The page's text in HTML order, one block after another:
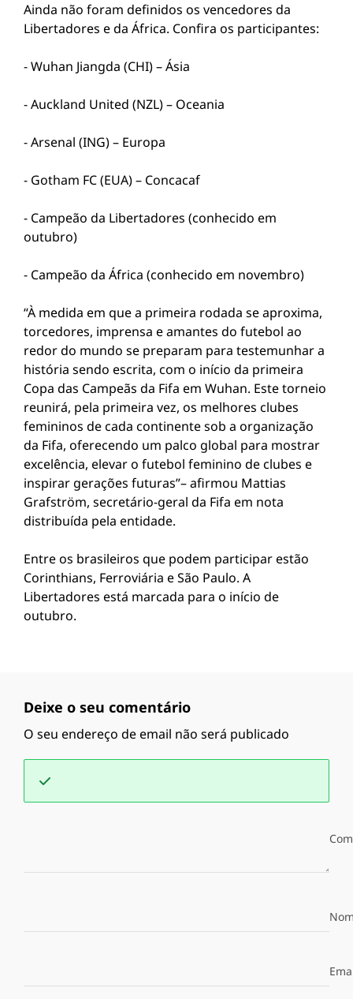
Ainda não foram definidos os vencedores da
Libertadores e da África. Confira os participantes:
- Wuhan Jiangda (CHI) – Ásia
- Auckland United (NZL) – Oceania
- Arsenal (ING) – Europa
- Gotham FC (EUA) – Concacaf
- Campeão da Libertadores (conhecido em
outubro)
- Campeão da África (conhecido em novembro)
“À medida em que a primeira rodada se aproxima,
torcedores, imprensa e amantes do futebol ao
redor do mundo se preparam para testemunhar a
história sendo escrita, com o início da primeira
Copa das Campeãs da Fifa em Wuhan. Este torneio
reunirá, pela primeira vez, os melhores clubes
femininos de cada continente sob a organização
da Fifa, oferecendo um palco global para mostrar
excelência, elevar o futebol feminino de clubes e
inspirar gerações futuras”– afirmou Mattias
Grafström, secretário-geral da Fifa em nota
distribuída pela entidade.
Entre os brasileiros que podem participar estão
Corinthians, Ferroviária e São Paulo. A
Libertadores está marcada para o início de
outubro.
Deixe o seu comentário
O seu endereço de email não será publicado